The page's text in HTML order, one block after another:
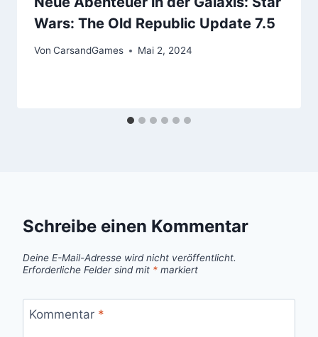
Wars: The Old Republic Update 7.5
Von CarsandGames Mai 2, 2024
Schreibe einen Kommentar
Deine E-Mail-Adresse wird nicht veröffentlicht.
Erforderliche Felder sind mit * markiert
Kommentar *